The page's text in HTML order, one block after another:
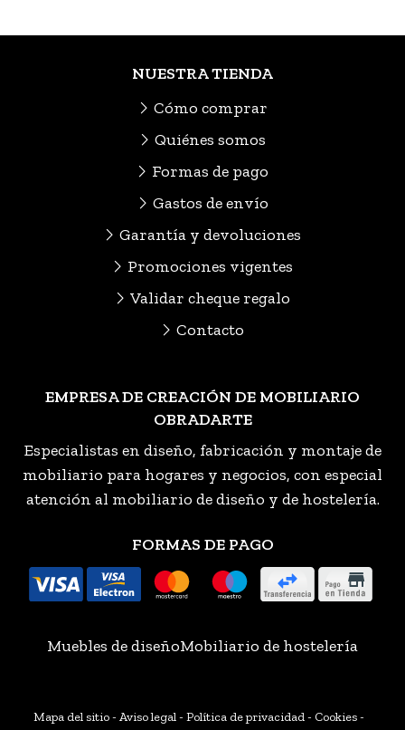
EMPRESA DE CREACIÓN DE MOBILIARIO
OBRADARTE
Especialistas en diseño, fabricación y montaje de
mobiliario para hogares y negocios, con especial
atención al mobiliario de diseño y de hostelería.
FORMAS DE PAGO
NUESTRA TIENDA
Cómo comprar
Quiénes somos
Formas de pago
Gastos de envío
Garantía y devoluciones
Promociones vigentes
Validar cheque regalo
Contacto
Muebles de diseñoMobiliario de hostelería
Mapa del sitio- Aviso legal- Política de privacidad- Cookies-